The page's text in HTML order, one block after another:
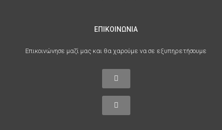
ΕΠΙΚΟΙΝΩΝΙΑ
Επικοινώνησε μαζί μας και θα χαρούμε να σε εξυπηρετήσουμε